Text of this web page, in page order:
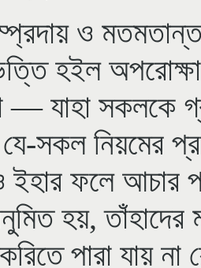
ও
হইল
যাহা সকলকে
সকল নিয়মের
ইহার ফলে আচার
হয়,
পারা যায় না